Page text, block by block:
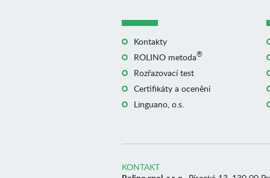
Kontakty
ROLINO metoda®
Rozřazovací test
Certifikáty a ocenění
Linguano, o.s.
KONTAKT